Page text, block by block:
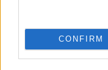
CONFIRM
στο